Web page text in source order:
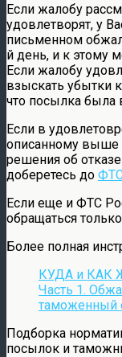
Если жалобу
удовлетворят, у
письменном
й день, и к этому
Если жалобу
взыскать убытки
что посылка была
Если в
описанному выше
решения об
доберетесь до
Если еще и ФТС
обращаться
Более полная
КУДА и КАК
Часть 1.
таможенный
Подборка
посылок и